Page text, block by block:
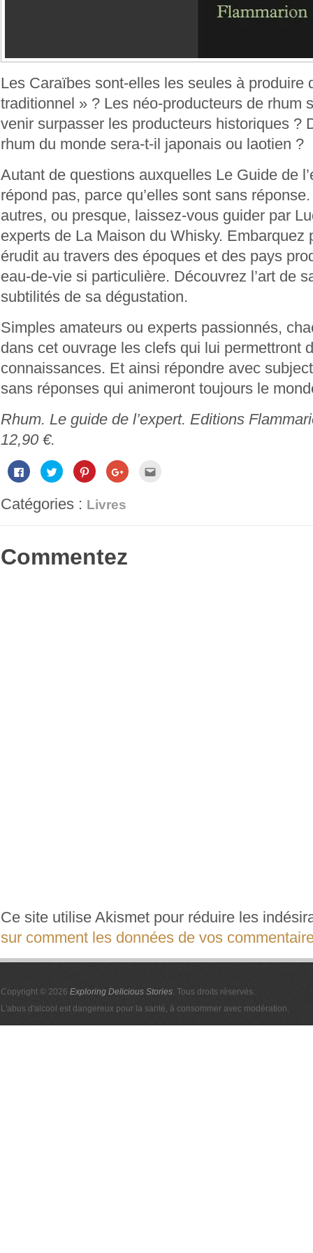
Les Caraïbes sont-elles les seules à produire
traditionnel » ? Les néo-producteurs de rhum
venir surpasser les producteurs historiques ?
rhum du monde sera-t-il japonais ou laotien ?
Autant de questions auxquelles Le Guide de
répond pas, parce qu’elles sont sans
autres, ou presque, laissez-vous guider par
experts de La Maison du Whisky. Embarquez
érudit au travers des époques et des pays
eau-de-vie si particulière. Découvrez l’art de
subtilités de sa dégustation.
Simples amateurs ou experts passionnés,
dans cet ouvrage les clefs qui lui permettront
connaissances. Et ainsi répondre avec
sans réponses qui animeront toujours le
Rhum. Le guide de l’expert. Editions
12,90 €.
Cliquez
pour
partager
Facebook(ouvre
dans
nouvelle
Cliquez
pour
partager
Twitter(ouvre
dans
nouvelle
Cliquez
pour
partager
Pinterest(ouvre
dans
nouvelle
Cliquez
pour
Google+
(ouvre
une un
Catégories : Livres
Commentez
Ce site utilise Akismet pour réduire les
sur comment les données de vos
Copyright © 2026 Exploring Delicious Stories. Tous droits réservés.
L'abus d'alcool est dangereux pour la santé, à consommer avec modération.